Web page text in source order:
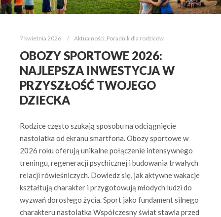
7 kwietnia 2026 Aktualności Poradnik dla rodziców
OBOZY SPORTOWE 2026:
NAJLEPSZA INWESTYCJA W
PRZYSZŁOŚĆ TWOJEGO
DZIECKA
Rodzice często szukają sposobu na odciągnięcie
nastolatka od ekranu smartfona. Obozy sportowe w
2026 roku oferują unikalne połączenie intensywnego
treningu, regeneracji psychicznej i budowania trwałych
relacji rówieśniczych. Dowiedz się, jak aktywne wakacje
kształtują charakter i przygotowują młodych ludzi do
wyzwań dorosłego życia. Sport jako fundament silnego
charakteru nastolatka Współczesny świat stawia przed